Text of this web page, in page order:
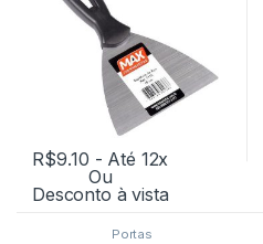
R$9.10 - Até 12x
Ou
Desconto à vista
Portas